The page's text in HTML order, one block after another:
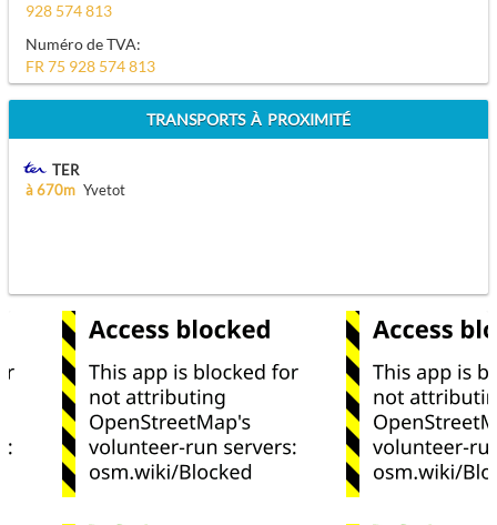
928 574 813
Numéro de TVA:
FR 75 928 574 813
TRANSPORTS À PROXIMITÉ
TER
à 670m Yvetot